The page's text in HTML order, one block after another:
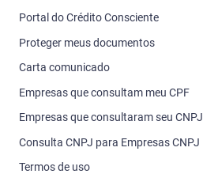
Portal do Crédito Consciente
Proteger meus documentos
Carta comunicado
Empresas que consultam meu CPF
Empresas que consultaram seu CNPJ
Consulta CNPJ para Empresas CNPJ
Termos de uso